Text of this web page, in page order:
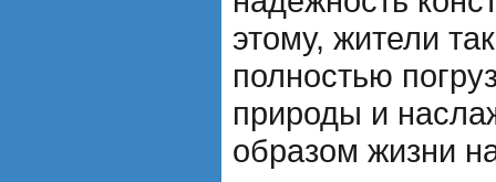
этому, жители
полностью
природы и
образом жизни